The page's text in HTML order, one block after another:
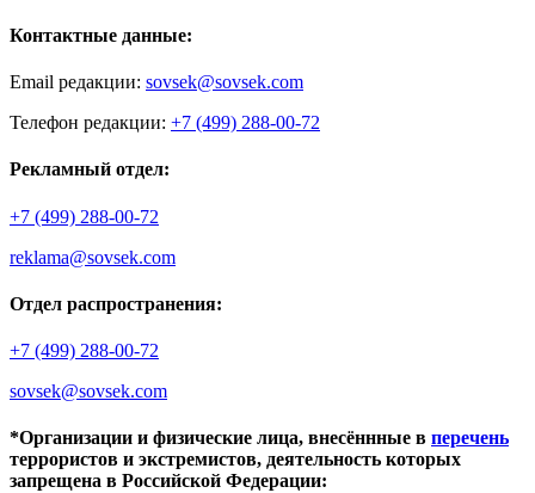
Контактные данные:
Email редакции: sovsek@sovsek.com
Телефон редакции: +7 (499) 288-00-72
Рекламный отдел:
+7 (499) 288-00-72
reklama@sovsek.com
Отдел распространения:
+7 (499) 288-00-72
sovsek@sovsek.com
*Организации и физические лица, внесённные в перечень
террористов и экстремистов, деятельность которых
запрещена в Российской Федерации: